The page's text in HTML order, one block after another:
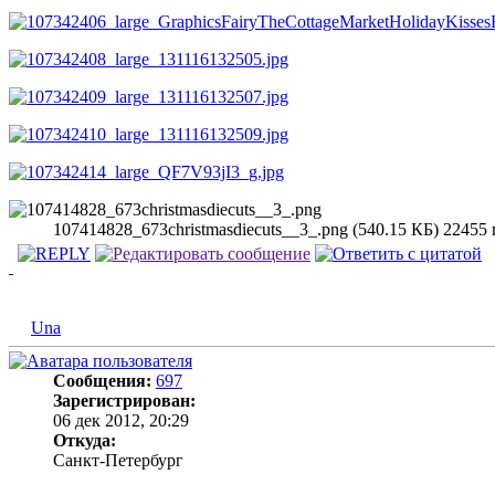
107414828_673christmasdiecuts__3_.png (540.15 КБ) 22455
Una
Сообщения: 697
Зарегистрирован:
06 дек 2012, 20:29
Откуда:
Санкт-Петербург